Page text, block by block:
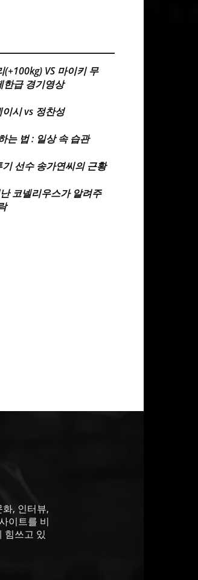
(+100kg) VS 마이키 무
한급 경기영상
시 vs 정찬성
는 법 : 일상 속 습관
기 선수 송가연씨의 근황
코넬리우스가 알려주
, 인터뷰,
이트를 비
힘쓰고 있